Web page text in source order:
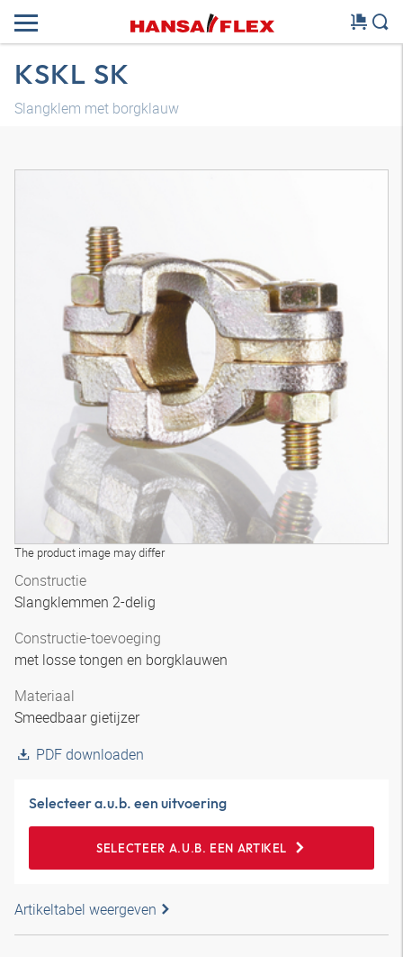
KSKL SK
Slangklem met borgklauw
The product image may differ
Constructie
Slangklemmen 2-delig
Constructie-toevoeging
met losse tongen en borgklauwen
Materiaal
Smeedbaar gietijzer
PDF downloaden
Selecteer a.u.b. een uitvoering
SELECTEER A.U.B. EEN ARTIKEL
Artikeltabel weergeven